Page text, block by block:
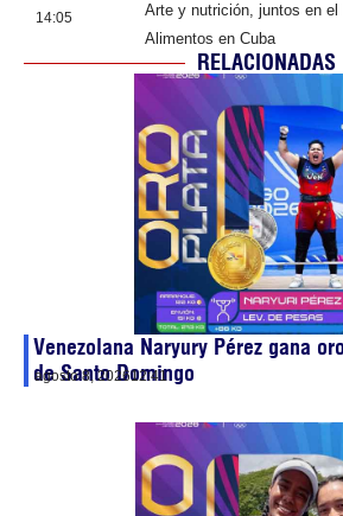
14:05
Arte y nutrición, juntos en el
Alimentos en Cuba
RELACIONADAS
Venezolana Naryury Pérez gana
de Santo Domingo
agosto 8, 202612:41